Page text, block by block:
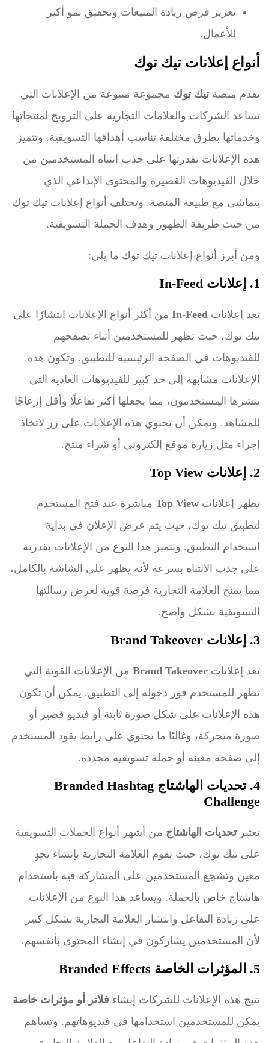
تعزيز فرص زيادة المبيعات وتحقيق نمو أكبر
للأعمال.
أنواع إعلانات تيك توك
تقدم منصة تيك توك مجموعة متنوعة من الإعلانات التي
تساعد الشركات والعلامات التجارية على الترويج لمنتجاتها
وخدماتها بطرق مختلفة تناسب أهدافها التسويقية. وتتميز
هذه الإعلانات بقدرتها على جذب انتباه المستخدمين من
خلال الفيديوهات القصيرة والمحتوى الإبداعي الذي
يتماشى مع طبيعة المنصة. وتختلف أنواع إعلانات تيك توك
من حيث طريقة الظهور وهدف الحملة التسويقية.
ومن أبرز أنواع إعلانات تيك توك ما يلي:
1. إعلانات In-Feed
تعد إعلانات In-Feed من أكثر أنواع الإعلانات انتشارًا على
تيك توك، حيث تظهر للمستخدمين أثناء تصفحهم
للفيديوهات في الصفحة الرئيسية للتطبيق. وتكون هذه
الإعلانات مشابهة إلى حد كبير للفيديوهات العادية التي
ينشرها المستخدمون، مما يجعلها أكثر تفاعلًا وأقل إزعاجًا
للمشاهد. ويمكن أن تحتوي هذه الإعلانات على زر لاتخاذ
إجراء مثل زيارة موقع إلكتروني أو شراء منتج.
2. إعلانات Top View
تظهر إعلانات Top View مباشرة عند فتح المستخدم
لتطبيق تيك توك، حيث يتم عرض الإعلان في بداية
استخدام التطبيق. ويتميز هذا النوع من الإعلانات بقدرته
على جذب الانتباه بسرعة لأنه يظهر على الشاشة بالكامل،
مما يمنح العلامة التجارية فرصة قوية لعرض رسالتها
التسويقية بشكل واضح.
3. إعلانات Brand Takeover
تعد إعلانات Brand Takeover من الإعلانات القوية التي
تظهر للمستخدم فور دخوله إلى التطبيق. يمكن أن تكون
هذه الإعلانات على شكل صورة ثابتة أو فيديو قصير أو
صورة متحركة، وغالبًا ما تحتوي على رابط يقود المستخدم
إلى صفحة معينة أو حملة تسويقية محددة.
4. تحديات الهاشتاج Branded Hashtag
Challenge
تعتبر تحديات الهاشتاج من أشهر أنواع الحملات التسويقية
على تيك توك، حيث تقوم العلامة التجارية بإنشاء تحدٍ
معين وتشجع المستخدمين على المشاركة فيه باستخدام
هاشتاج خاص بالحملة. ويساعد هذا النوع من الإعلانات
على زيادة التفاعل وانتشار العلامة التجارية بشكل كبير
لأن المستخدمين يشاركون في إنشاء المحتوى بأنفسهم.
5. المؤثرات الخاصة Branded Effects
تتيح هذه الإعلانات للشركات إنشاء فلاتر أو مؤثرات خاصة
يمكن للمستخدمين استخدامها في فيديوهاتهم. وتساهم